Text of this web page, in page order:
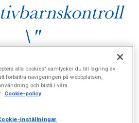
\"
alla cookies" samtycker du till lagring av
förbättra navigeringen på webbplatsen,
och bistå i våra
Cookie-policy
inställningar